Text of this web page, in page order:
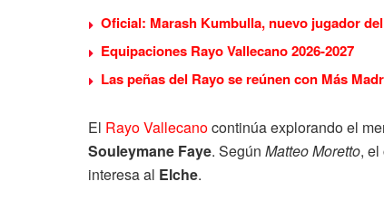
Oficial: Marash Kumbulla, nuevo jugador
Equipaciones Rayo Vallecano 2026-2027
Las peñas del Rayo se reúnen con Más
El Rayo Vallecanocontinúa explorando el
Souleymane Faye. Según Matteo Moretto,
interesa al Elche.